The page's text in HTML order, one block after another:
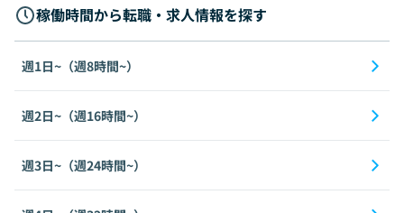
稼働時間から転職・求人情報を探す
週1日~（週8時間~）
週2日~（週16時間~）
週3日~（週24時間~）